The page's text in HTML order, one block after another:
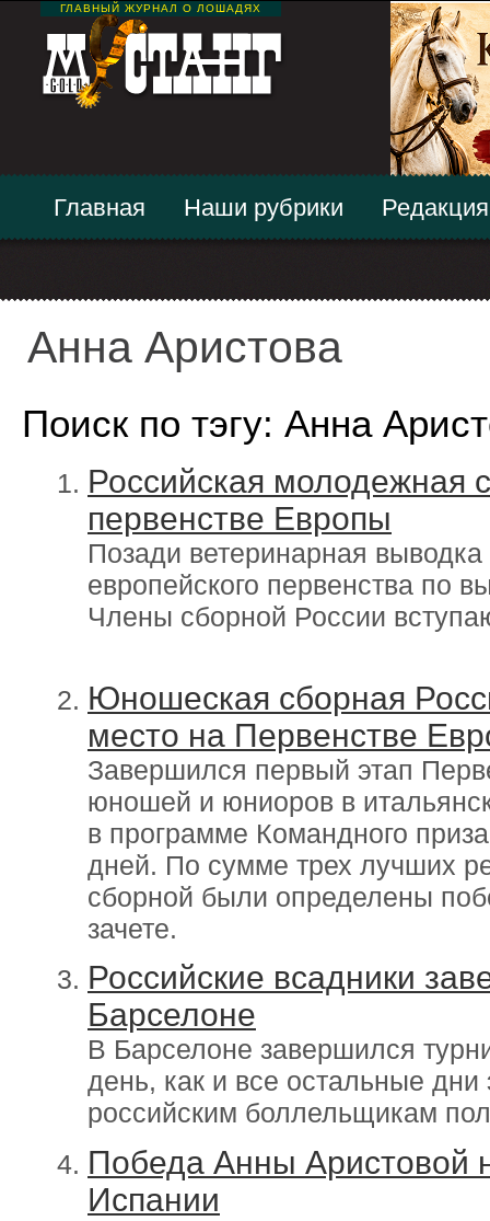
ГЛАВНЫЙ ЖУРНАЛ О ЛОШАДЯХ
Главная Наши рубрики Редакция
Анна Аристова
Поиск по тэгу: Анна
Российская молодежная
первенстве Европы
Позади ветеринарная
европейского первенства по
Члены сборной России
Юношеская сборная
место на Первенстве
Завершился первый этап
юношей и юниоров в
в программе Командного
дней. По сумме трех лучших
сборной были определены
зачете.
Российские всадники
Барселоне
В Барселоне завершился
день, как и все остальные
российским боллельщикам
Победа Анны Аристовой
Испании